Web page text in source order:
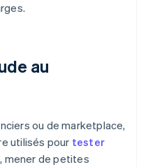
au
ou de marketplace,
utilisés pour tester
, mener de petites